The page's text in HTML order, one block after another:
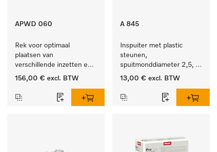
APWD 060
Rek voor optimaal
plaatsen van
verschillende inzetten en
zeefschalen.
156,00 € excl. BTW
A 845
Inspuiter met plastic
steunen,
spuitmonddiameter 2,5,
lengte 125 mm, 1 stuk.
13,00 € excl. BTW